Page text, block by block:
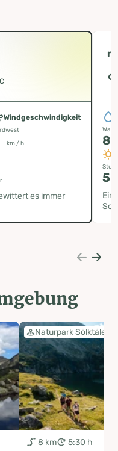
Windgeschwindigkeit
km / h
es immer
Ein
Naturpark Sölktäler
8 km 5:30 h